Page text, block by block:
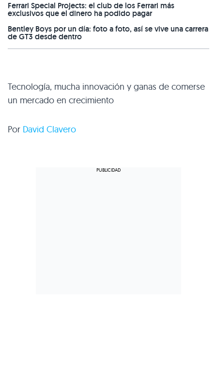
Ferrari Special Projects: el club de los Ferrari más
exclusivos que el dinero ha podido pagar
Bentley Boys por un día: foto a foto, así se vive una carrera
de GT3 desde dentro
Tecnología, mucha innovación y ganas de comerse
un mercado en crecimiento
Por David Clavero